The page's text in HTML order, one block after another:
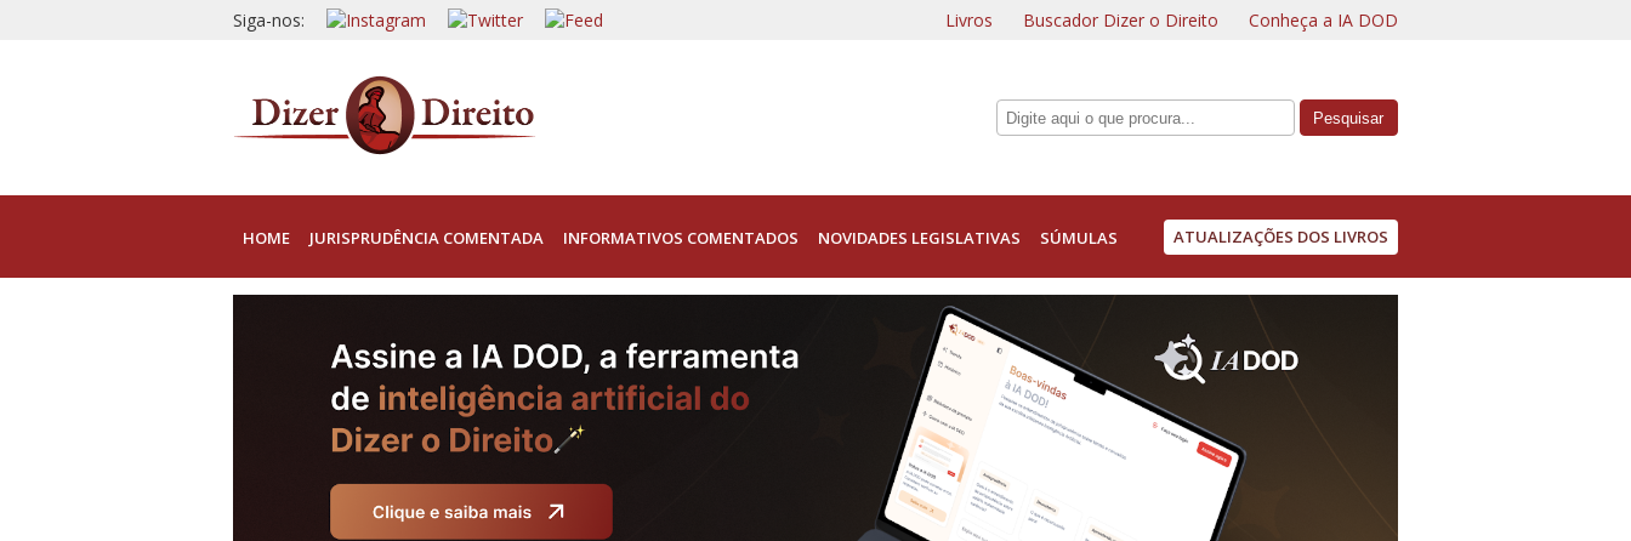
Siga-nos: Livros Buscador Dizer o Direito Conheça a IA DOD
HOME JURISPRUDÊNCIA COMENTADA INFORMATIVOS COMENTADOS NOVIDADES LEGISLATIVAS SÚMULAS ATUALIZAÇÕES DOS LIVROS